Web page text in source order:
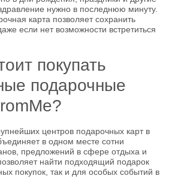
нужно в последнюю минуту.
карта позволяет сохранить
если нет возможности встретиться
покупать
подарочные
центров подарочных карт в
в одном месте сотни
предложений в сфере отдыха и
найти подходящий подарок
покупок, так и для особых событий в